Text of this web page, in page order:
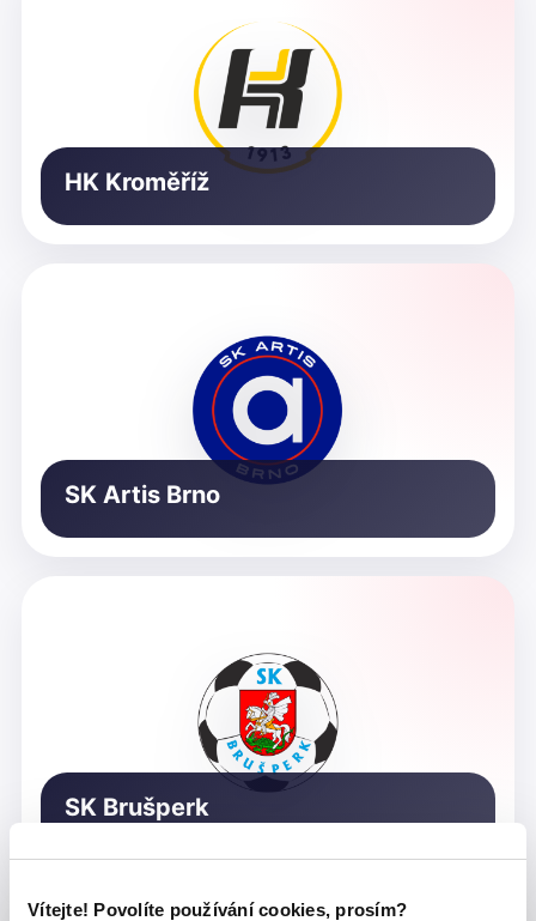
Vítejte! Povolíte používání cookies, prosím?
HK Kroměříž
SK Artis Brno
SK Brušperk